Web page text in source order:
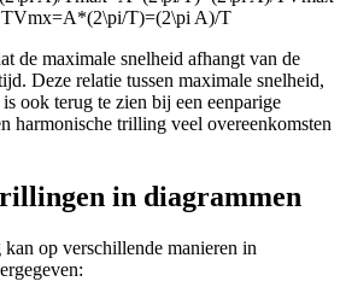
T)=(2\pi A)/T
de maximale snelheid afhangt van de
Deze relatie tussen maximale snelheid,
ook terug te zien bij een eenparige
harmonische trilling veel overeenkomsten
in diagrammen
op verschillende manieren in